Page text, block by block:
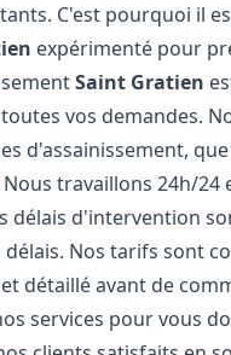
C'est pourquoi il
expérimenté pour
Saint Gratien
vos demandes.
d'assainissement,
travaillons 24h/24
délais d'intervention
Nos tarifs sont
détaillé avant de
services pour vous